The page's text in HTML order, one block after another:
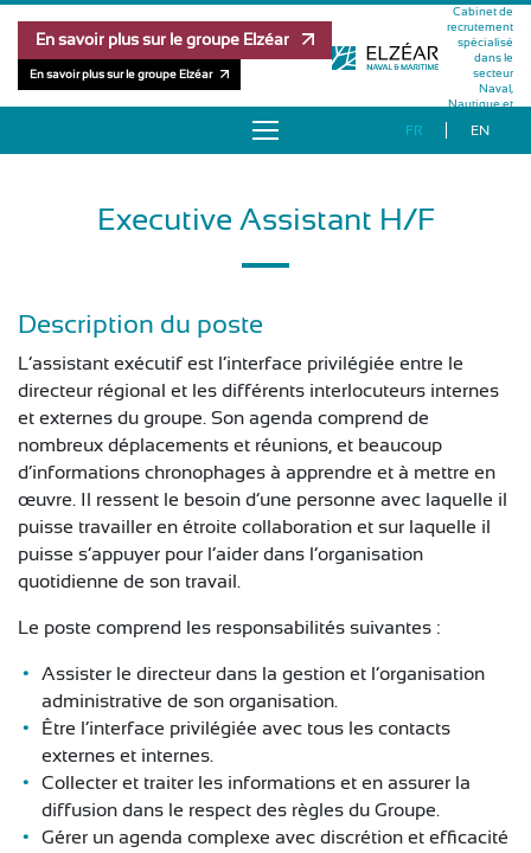
En savoir plus sur le groupe Elzéar
En savoir plus sur le groupe Elzéar
Cabinet de
recrutement
spécialisé
dans le
secteur
Naval,
Nautique et
FR EN
À PROPOS
OFFRES D’EMPLOI
ÉQUIPE
PUBLICATIONS
CONTACT
Executive Assistant H/F
Description du poste
L’assistant exécutif est l’interface privilégiée entre le
directeur régional et les différents interlocuteurs internes
et externes du groupe. Son agenda comprend de
nombreux déplacements et réunions, et beaucoup
d’informations chronophages à apprendre et à mettre en
œuvre. Il ressent le besoin d’une personne avec laquelle il
puisse travailler en étroite collaboration et sur laquelle il
puisse s’appuyer pour l’aider dans l’organisation
quotidienne de son travail.
Le poste comprend les responsabilités suivantes :
Assister le directeur dans la gestion et l’organisation
administrative de son organisation.
Être l’interface privilégiée avec tous les contacts
externes et internes.
Collecter et traiter les informations et en assurer la
diffusion dans le respect des règles du Groupe.
Gérer un agenda complexe avec discrétion et efficacité